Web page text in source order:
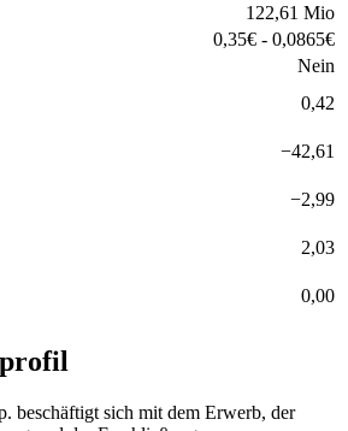
122,61 Mio
0,35€ - 0,0865€
Nein
0,42
−42,61
−2,99
2,03
0,00
beschäftigt sich mit dem Erwerb, der